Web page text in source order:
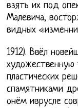
взять их под
Малевича,
видных
1912). Ввёл
художественную
пластических
спамятниками
онём иврусле